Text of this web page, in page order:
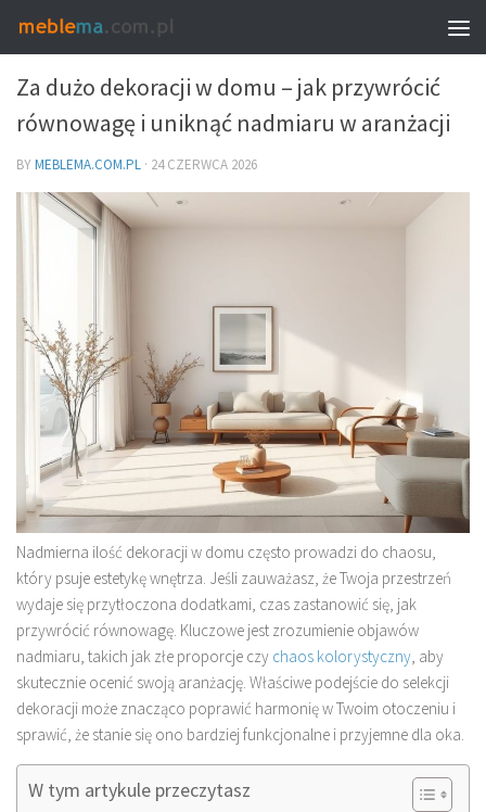
DEKORACJE I DODATKI – DOBÓR DO WNĘTRZA
Za dużo dekoracji w domu – jak przywrócić
równowagę i uniknąć nadmiaru w aranżacji
BYMEBLEMA.COM.PL · 24 CZERWCA 2026
Nadmierna ilość dekoracji w domu często prowadzi do chaosu,
który psuje estetykę wnętrza. Jeśli zauważasz, że Twoja przestrzeń
wydaje się przytłoczona dodatkami, czas zastanowić się, jak
przywrócić równowagę. Kluczowe jest zrozumienie objawów
nadmiaru, takich jak złe proporcje czy chaos kolorystyczny , aby
skutecznie ocenić swoją aranżację. Właściwe podejście do selekcji
dekoracji może znacząco poprawić harmonię w Twoim otoczeniu i
sprawić, że stanie się ono bardziej funkcjonalne i przyjemne dla oka.
W tym artykule przeczytasz